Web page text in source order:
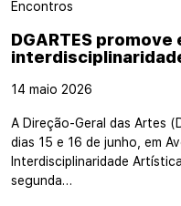
Encontros
DGARTES
14 maio 2026
A Direção-Geral das Artes
dias 15 e 16 de junho, em
Interdisciplinaridade
segunda…